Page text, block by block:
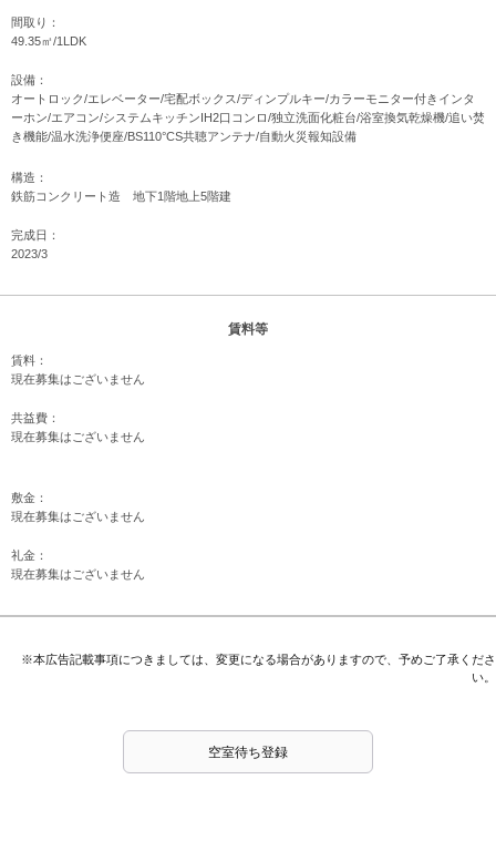
間取り：
49.35㎡/1LDK
設備：
オートロック/エレベーター/宅配ボックス/ディンプルキー/カラーモニター付きインタ
ーホン/エアコン/システムキッチンIH2口コンロ/独立洗面化粧台/浴室換気乾燥機/追い焚
き機能/温水洗浄便座/BS110°CS共聴アンテナ/自動火災報知設備
構造：
鉄筋コンクリート造 地下1階地上5階建
完成日：
2023/3
賃料等
賃料：
現在募集はございません
共益費：
現在募集はございません
敷金：
現在募集はございません
礼金：
現在募集はございません
※本広告記載事項につきましては、変更になる場合がありますので、予めご了承くださ
い。
空室待ち登録